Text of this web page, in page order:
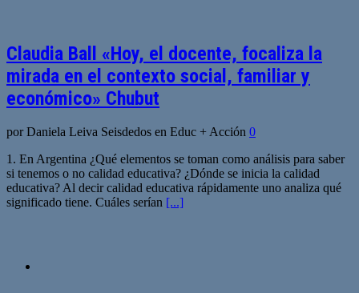
Claudia Ball «Hoy, el docente, focaliza la
mirada en el contexto social, familiar y
económico» Chubut
por Daniela Leiva Seisdedos en Educ + Acción 0
1. En Argentina ¿Qué elementos se toman como análisis para saber
si tenemos o no calidad educativa? ¿Dónde se inicia la calidad
educativa? Al decir calidad educativa rápidamente uno analiza qué
significado tiene. Cuáles serían [...]